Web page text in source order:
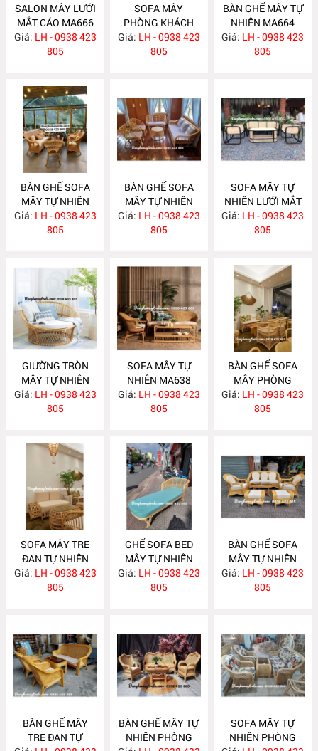
SALON MÂY LƯỚI
MẮT CÁO MA666
Giá: LH - 0938 423
805
SOFA MÂY
PHÒNG KHÁCH
MA665
Giá: LH - 0938 423
805
BÀN GHẾ MÂY TỰ
NHIÊN MA664
Giá: LH - 0938 423
805
BÀN GHẾ SOFA
MÂY TỰ NHIÊN
MA663
Giá: LH - 0938 423
805
BÀN GHẾ SOFA
MÂY TỰ NHIÊN
MA657
Giá: LH - 0938 423
805
SOFA MÂY TỰ
NHIÊN LƯỚI MẮT
CÁO MA656
Giá: LH - 0938 423
805
GIƯỜNG TRÒN
MÂY TỰ NHIÊN
MA652
Giá: LH - 0938 423
805
SOFA MÂY TỰ
NHIÊN MA638
Giá: LH - 0938 423
805
BÀN GHẾ SOFA
MÂY PHÒNG
KHÁCH HIỆN ĐẠI
MA637
Giá: LH - 0938 423
805
SOFA MÂY TRE
ĐAN TỰ NHIÊN
MA636
Giá: LH - 0938 423
805
GHẾ SOFA BED
MÂY TỰ NHIÊN
MA625
Giá: LH - 0938 423
805
BÀN GHẾ SOFA
MÂY TỰ NHIÊN
PHÒNG KHÁCH
MA624
Giá: LH - 0938 423
805
BÀN GHẾ MÂY
TRE ĐAN TỰ
BÀN GHẾ MÂY TỰ
NHIÊN PHÒNG
SOFA MÂY TỰ
NHIÊN PHÒNG